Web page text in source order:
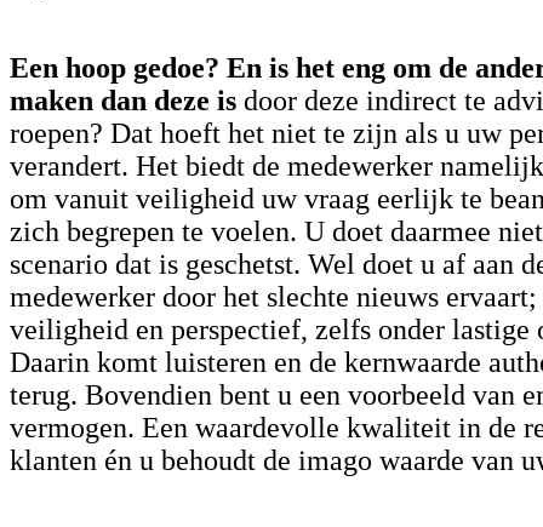
Een hoop gedoe? En is het eng om de
maken dan deze is door deze indirect te
roepen? Dat hoeft het niet te zijn als u uw
verandert. Het biedt de medewerker
om vanuit veiligheid uw vraag eerlijk te
zich begrepen te voelen. U doet daarmee
scenario dat is geschetst. Wel doet u af aan
medewerker door het slechte nieuws
veiligheid en perspectief, zelfs onder lastige
Daarin komt luisteren en de kernwaarde
terug. Bovendien bent u een voorbeeld van
vermogen. Een waardevolle kwaliteit in de
klanten én u behoudt de imago waarde van